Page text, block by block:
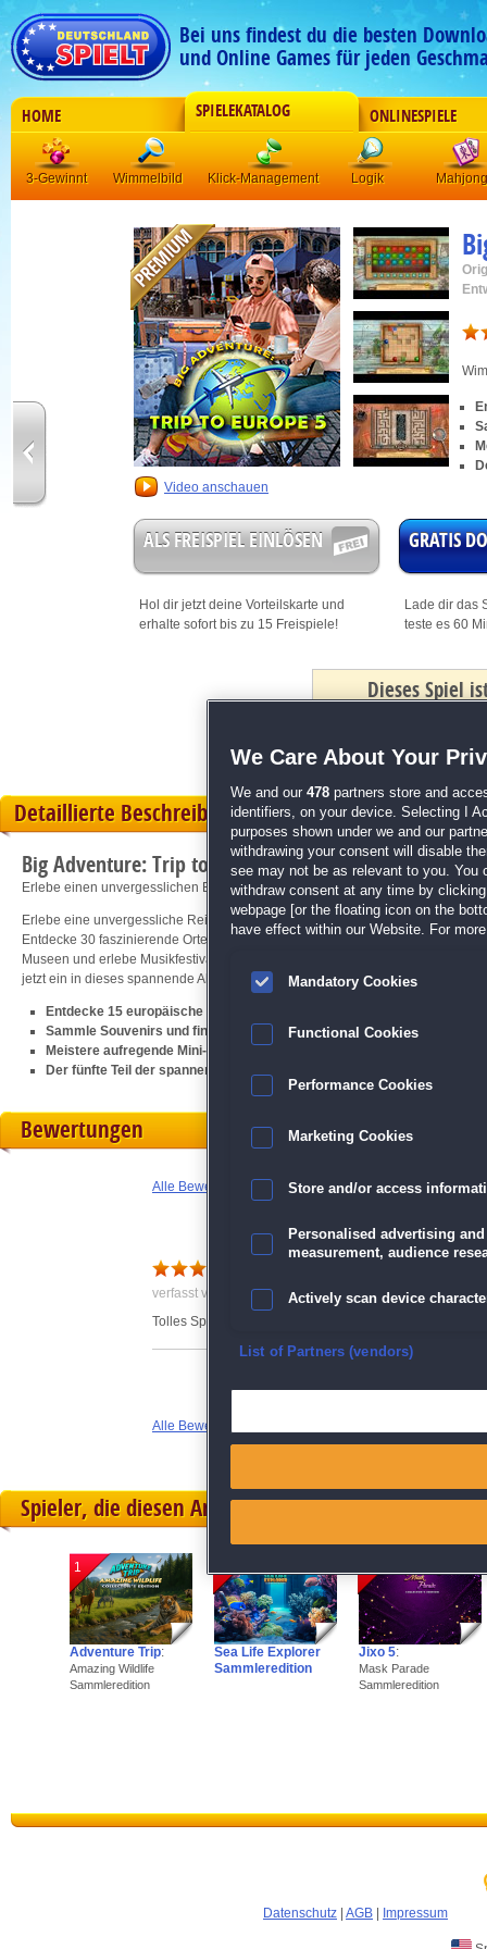
Bei uns findest du die besten
und Online Games für jeden
HOME SPIELEKATALOG ONLINESPIELE
3-Gewinnt Wimmelbild Klick-Management Logik Mahjong
Video anschauen
ALS FREISPIEL EINLÖSEN
Hol dir jetzt deine Vorteilskarte und
erhalte sofort bis zu 15 Freispiele!
GRATIS
Lade dir das
teste es 60
Dieses Spiel
Detaillierte Beschreibung
Big Adventure: Trip to Europe 5
Erlebe einen unvergesslichen Europaurlaub!
Erlebe eine unvergessliche Reise durch 15 europäische Länder! Finde
Entdecke 30 faszinierende Orte und Attraktionen, von Montenegros
Museen und erlebe Musikfestivals. Suche versteckte Objekte und meistere
jetzt ein in dieses spannende Abenteuer und erkunde Europa!
Entdecke 15 europäische Länder
Sammle Souvenirs und finde versteckte Objekte
Meistere aufregende Mini-Games
Der fünfte Teil der spannenden Serie
Bewertungen
Alle Bewertungen anzeigen
verfasst von Anonym am 25.04.2024 um 13:21
Tolles Spiel von Anfang bis Ende
Alle Bewertungen anzeigen
Spieler, die diesen Artikel gekauft haben, spielten
1
Adventure Trip:
Amazing Wildlife
Sammleredition
Sea Life Explorer
Sammleredition
Jixo 5:
Mask Parade
Sammleredition
Datenschutz AGB Impressum
We Care About Your
We and our 478 partners store and
identifiers, on your device. Selecting I
purposes shown under we and our
withdrawing your consent will disable
see may not be as relevant to you. You
withdraw consent at any time by
webpage [or the floating icon on the
have effect within our Website. For
Mandatory Cookies
Functional Cookies
Performance Cookies
Marketing Cookies
Store and/or access
Personalised advertising
measurement, audience
Actively scan device
Ensure security, prevent
Save and communicate
List of Partners (vendors)